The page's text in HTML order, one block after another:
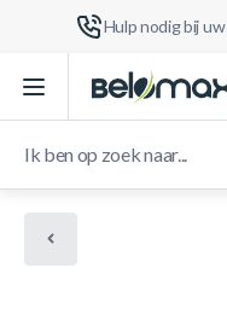
Hulp nodig bij
Ga naar de inhoud